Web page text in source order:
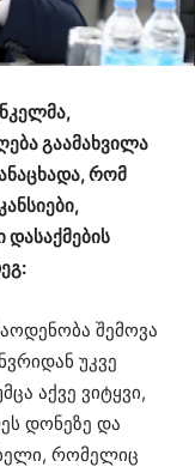
გაამახვილა
რომ
დასაქმების
შემოვა
უკვე
აქვე ვიტყვი,
დონეზე და
რომელიც